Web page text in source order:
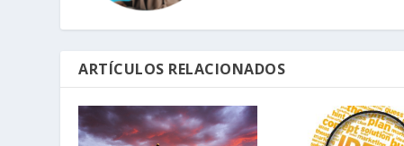
ARTÍCULOS RELACIONADOS